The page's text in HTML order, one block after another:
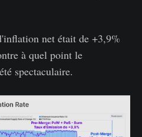
net était de +3,9%
à quel point le
spectaculaire.